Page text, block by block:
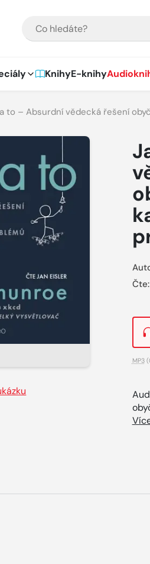
KnihyE-knihy
to – Absurdní vědecká řešení
Čte:
MP3